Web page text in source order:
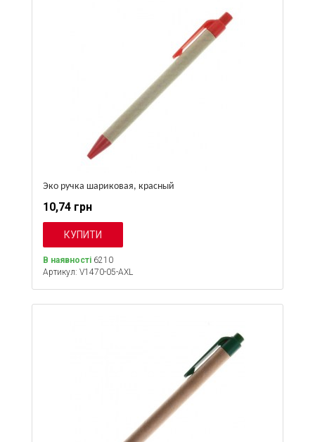
Эко ручка шариковая, красный
10,74 грн
В наявності 6210
Артикул: V1470-05-AXL